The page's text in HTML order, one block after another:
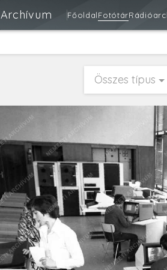
Archívum FőoldalFotótár
Összes típus